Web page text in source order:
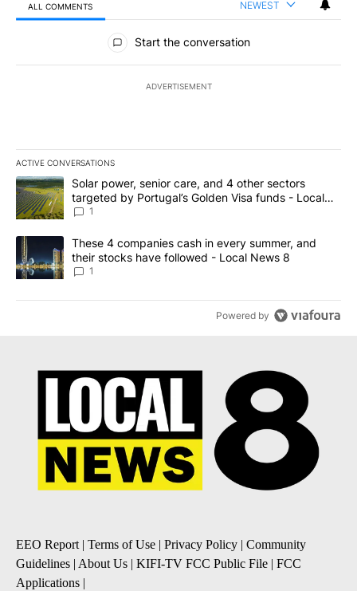
ALL COMMENTS NEWEST
All Comments
Start the conversation
ADVERTISEMENT
ACTIVE CONVERSATIONS
The following is a list of the most commented articles in the last
A trending article titled "Solar power, senior care, and 4 other
Solar power, senior care, and 4 other sectors
targeted by Portugal’s Golden Visa funds - Local
News 8
1
A trending article titled "These 4 companies cash in every
These 4 companies cash in every summer, and
their stocks have followed - Local News 8
1
Powered by
EEO Report| Terms of Use | Privacy Policy | Community
Guidelines | About Us | KIFI-TV FCC Public File | FCC
Applications |